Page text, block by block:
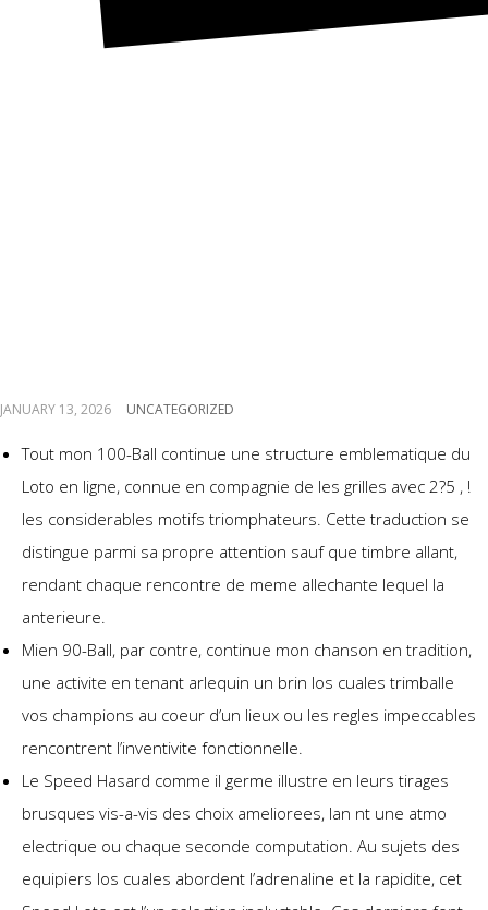
JANUARY 13, 2026 UNCATEGORIZED
Tout mon 100-Ball continue une structure emblematique du
Loto en ligne, connue en compagnie de les grilles avec 2?5 , !
les considerables motifs triomphateurs. Cette traduction se
distingue parmi sa propre attention sauf que timbre allant,
rendant chaque rencontre de meme allechante lequel la
anterieure.
Mien 90-Ball, par contre, continue mon chanson en tradition,
une activite en tenant arlequin un brin los cuales trimballe
vos champions au coeur d’un lieux ou les regles impeccables
rencontrent l’inventivite fonctionnelle.
Le Speed Hasard comme il germe illustre en leurs tirages
brusques vis-a-vis des choix ameliorees, lan nt une atmo
electrique ou chaque seconde computation. Au sujets des
equipiers los cuales abordent l’adrenaline et la rapidite, cet